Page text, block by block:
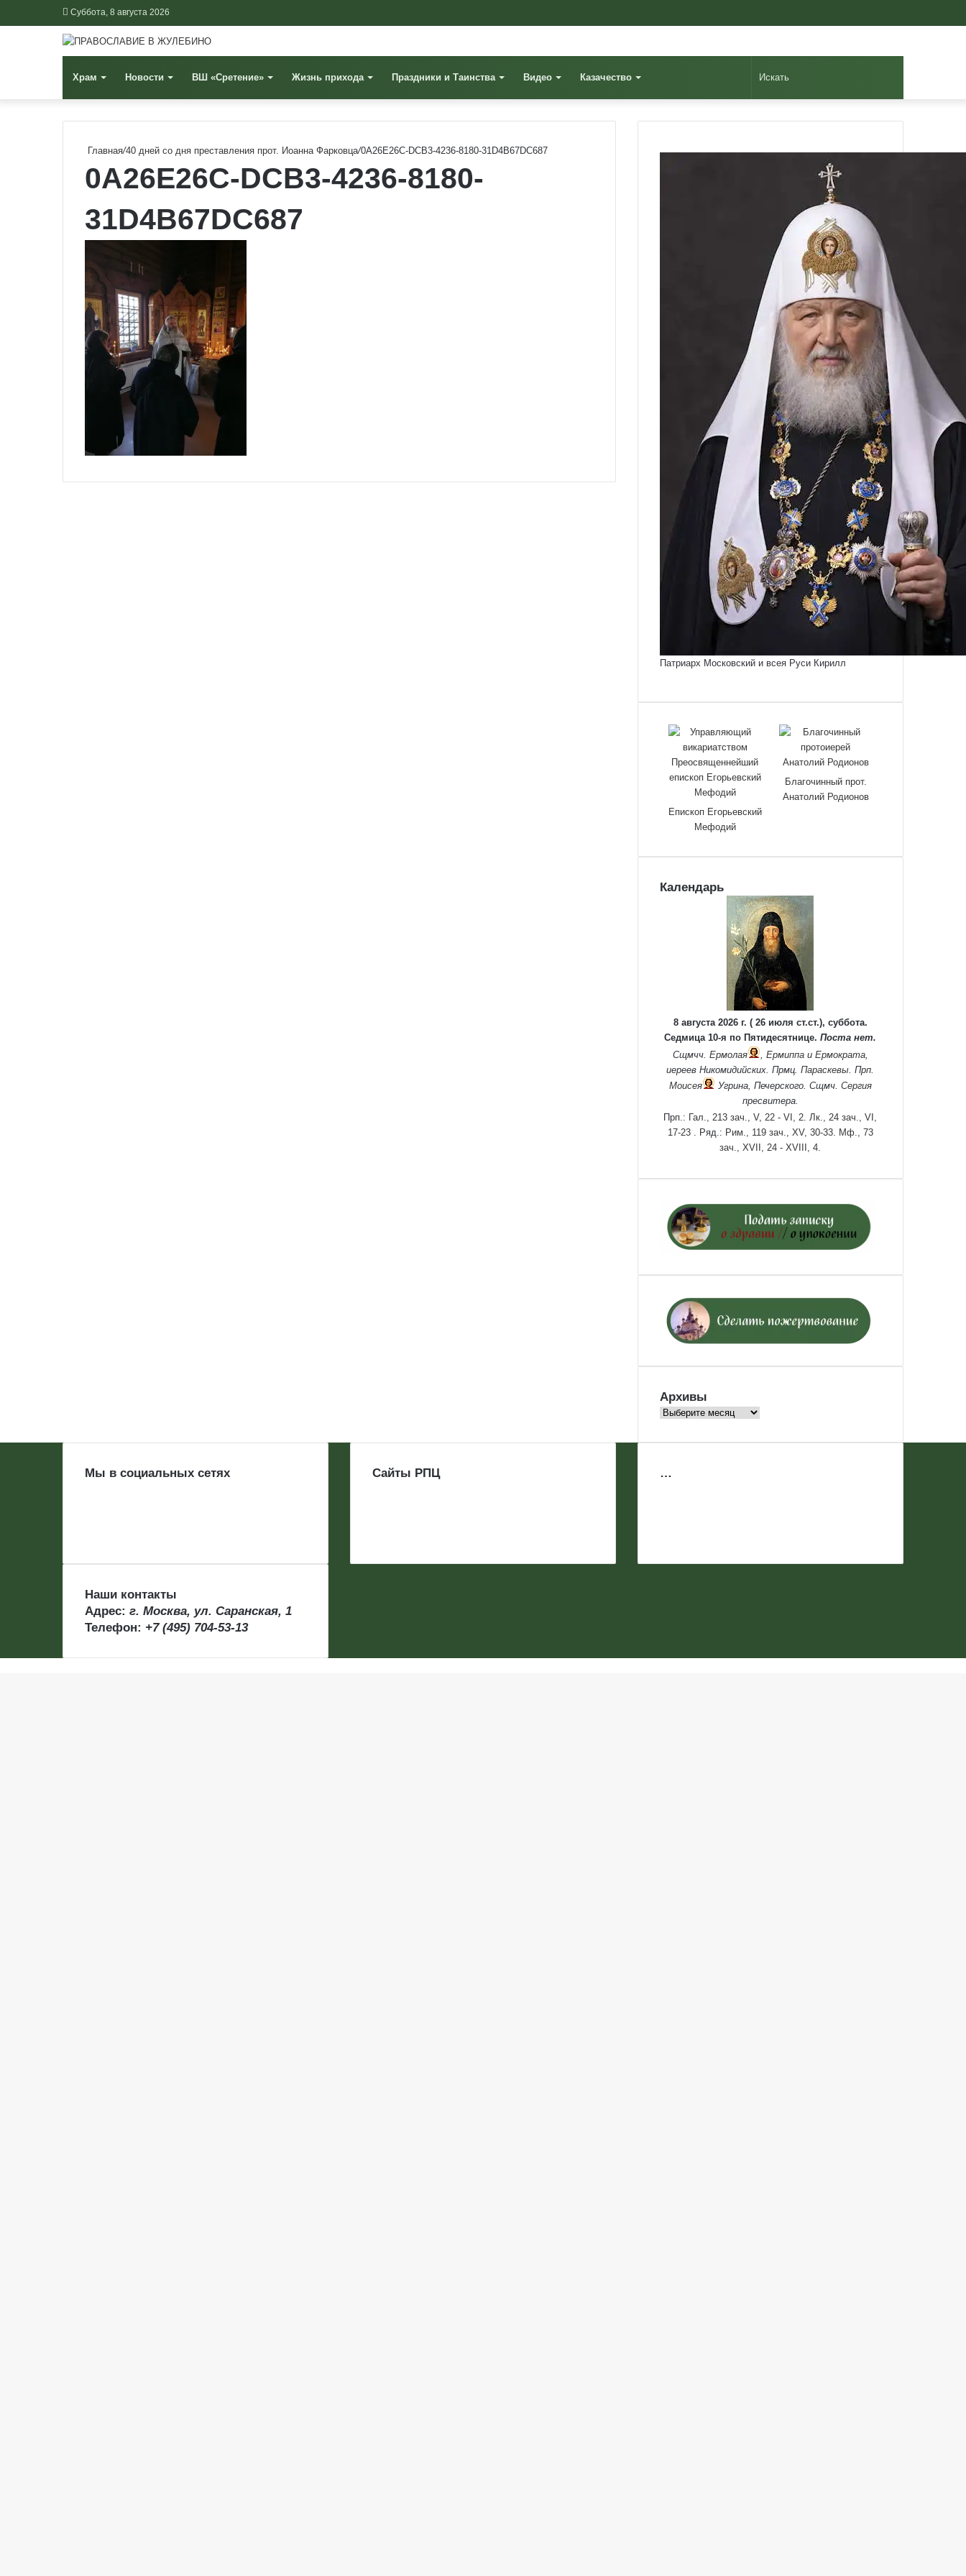
Суббота, 8 августа 2026
Храм Новости ВШ «Сретение» Жизнь прихода Праздники и Таинства Видео Казачество
Главная/40 дней со дня преставления прот. Иоанна Фарковца/0A26E26C-DCB3-4236-8180-31D4B67DC687
0A26E26C-DCB3-4236-8180-
31D4B67DC687
Патриарх Московский и всея Руси Кирилл
Епископ Егорьевский
Мефодий
Благочинный прот.
Анатолий Родионов
Календарь
8 августа 2026 г. ( 26 июля ст.ст.), суббота.
Седмица 10-я по Пятидесятнице.Поста нет.
Сщмчч. Ермолая , Ермиппаи Ермократа,
иереев Никомидийских. Прмц.Параскевы. Прп.
Моисея
Угрина, Печерского. Сщмч. Сергия
пресвитера.
Прп.: Гал., 213 зач., V, 22 - VI, 2. Лк., 24 зач., VI,
17-23 . Ряд.: Рим., 119 зач., XV, 30-33. Мф., 73
зач., XVII, 24 - XVIII, 4.
Архивы
Архивы
Мы в социальных сетях
Наши контакты
Адрес: г. Москва, ул. Саранская, 1
Телефон: +7 (495) 704-53-13
Сайты РПЦ …